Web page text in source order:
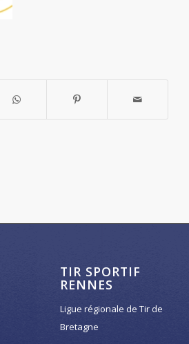
TIR SPORTIF
RENNES
Ligue régionale de Tir de
Bretagne